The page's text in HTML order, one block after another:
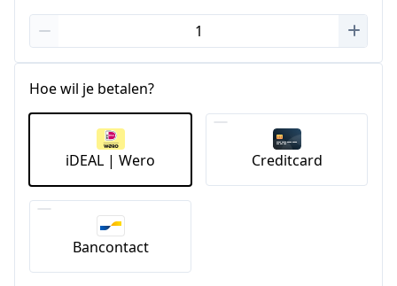
Hoe wil je betalen?
iDEAL | Wero Creditcard
Bancontact